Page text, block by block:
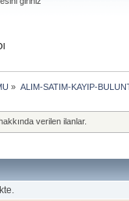
» ALIM-SATIM-KAYIP-
verilen ilanlar.